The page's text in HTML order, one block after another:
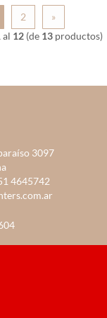
2
»
al 12 (de 13 productos)
3097
4645742